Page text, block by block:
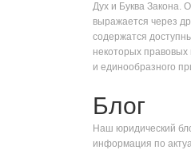
Дух и Буква Закона.
выражается через
содержатся
некоторых правовых
и единообразного
Блог
Наш юридический
информация по